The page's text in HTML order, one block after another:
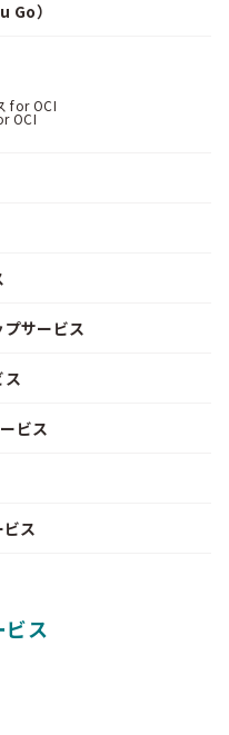
Go）
for OCI
OCI
サービス
ス
ビス
ス
ス